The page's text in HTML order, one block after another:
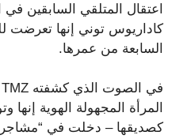
اعتقال المتلقي السابقين في
كاداريوس توني إنها تعرضت
السابعة من عمرها.
المرأة المجهولة الهوية إنها
كصديقها – دخلت في